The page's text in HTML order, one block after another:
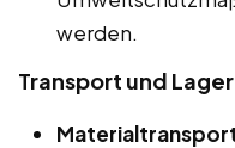
werden.
Transport und